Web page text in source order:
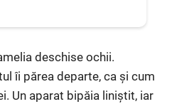
deschise ochii.
îi părea departe, ca și cum
Un aparat bipăia liniștit, iar